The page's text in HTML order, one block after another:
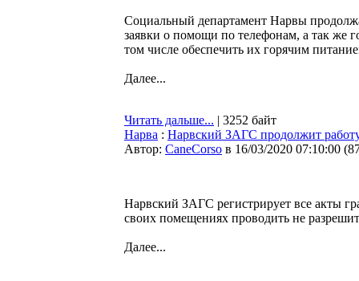
Социальный департамент Нарвы
заявки о помощи по телефонам, а так же
том числе обеспечить их горячим
Далее...
Читать дальше... | 3252 байт
Нарва : Нарвский ЗАГС продолжит
Автор: CaneCorso в 16/03/2020 07:10:00 (
Нарвский ЗАГС регистрирует все акты
своих помещениях проводить не
Далее...